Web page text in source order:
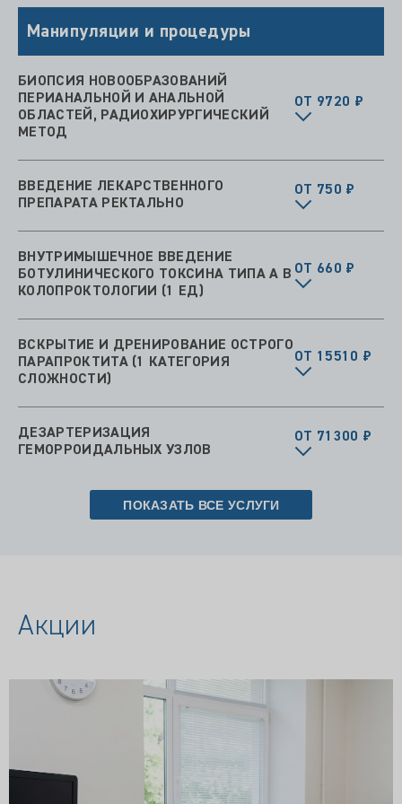
Манипуляции и процедуры
БИОПСИЯ НОВООБРАЗОВАНИЙ
ПЕРИАНАЛЬНОЙ И АНАЛЬНОЙ
ОБЛАСТЕЙ, РАДИОХИРУРГИЧЕСКИЙ
МЕТОД
ОТ 9720 ₽
ВВЕДЕНИЕ ЛЕКАРСТВЕННОГО
ПРЕПАРАТА РЕКТАЛЬНО
ОТ 750 ₽
ВНУТРИМЫШЕЧНОЕ ВВЕДЕНИЕ
БОТУЛИНИЧЕСКОГО ТОКСИНА ТИПА А В
КОЛОПРОКТОЛОГИИ (1 ЕД)
ОТ 660 ₽
ВСКРЫТИЕ И ДРЕНИРОВАНИЕ ОСТРОГО
ПАРАПРОКТИТА (1 КАТЕГОРИЯ
СЛОЖНОСТИ)
ОТ 15510 ₽
ДЕЗАРТЕРИЗАЦИЯ
ГЕМОРРОИДАЛЬНЫХ УЗЛОВ
ОТ 71300 ₽
ПОКАЗАТЬ ВСЕ УСЛУГИ
Акции